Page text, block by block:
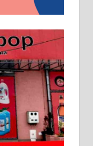
и
058
са Б